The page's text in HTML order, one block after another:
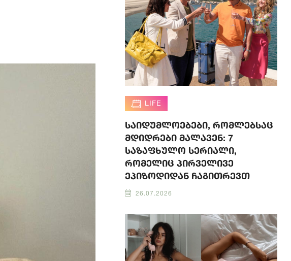
LIFE
საიდუმლოებები, რომლებსაც
მდიდრები მალავენ: 7
საზაფხულო სერიალი,
რომელიც პირველივე
ეპიზოდიდან ჩაგითრევთ
26.07.2026